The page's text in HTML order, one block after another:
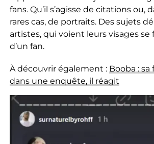
fans. Qu’il s’agisse de citations ou,
rares cas, de portraits. Des sujets
artistes, qui voient leurs visages se
d’un fan.
À découvrir également : Booba :
dans une enquête, il réagit